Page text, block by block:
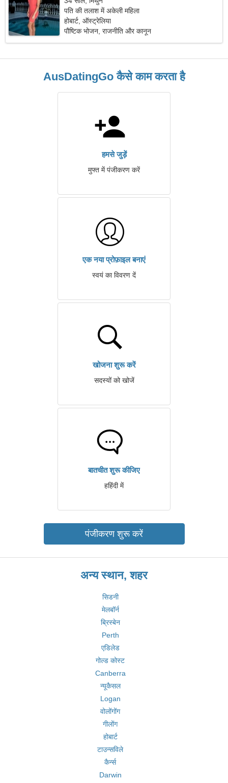
पति की तलाश में अकेली महिला
होबार्ट, ऑस्ट्रेलिया
पौष्टिक भोजन, राजनीति और कानून
AusDatingGo कैसे काम करता है
हमसे जुड़ें
मुफ्त में पंजीकरण करें
एक नया प्रोफ़ाइल बनाएं
स्वयं का विवरण दें
खोजना शुरू करें
सदस्यों को खोजें
बातचीत शुरू कीजिए
हहिंदी में
पंजीकरण शुरू करें
अन्य स्थान, शहर
सिडनी
मेलबॉर्न
ब्रिस्बेन
Perth
एडिलेड
गोल्ड कोस्ट
Canberra
न्यूकैसल
Logan
वोलोंगोंग
गीलोंग
होबार्ट
टाउन्सविले
कैर्न्स
Darwin